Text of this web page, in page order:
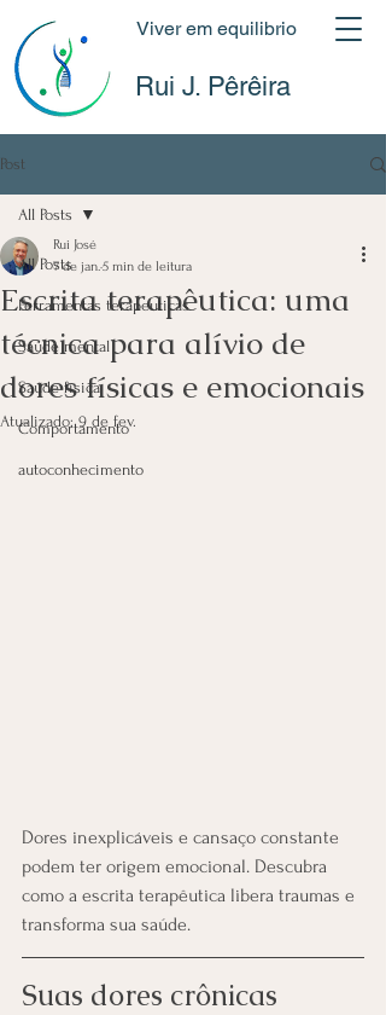
Viver em equilibrio
Rui J. Pêrêira
Post
All Posts
Ferramentas terapeuticas
Saúde mental
Saúde física
Comportamento
autoconhecimento
All Posts
Escrita terapêutica: uma
técnica para alívio de
dores físicas e emocionais
Rui José
7 de jan.5 min de leitura
Atualizado:9 de fev.
Dores inexplicáveis e cansaço constante
podem ter origem emocional. Descubra
como a escrita terapêutica libera traumas e
transforma sua saúde.
Suas dores crônicas